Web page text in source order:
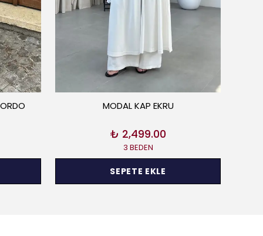
MODAL KAP EKRU
₺ 2,499.00
3 BEDEN
SEPETE EKLE